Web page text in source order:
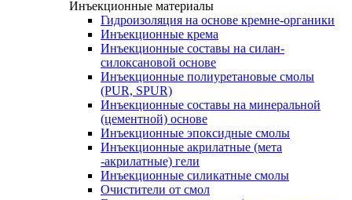
Инъекционные материалы
Гидроизоляция на основе кремне-органики
Инъекционные крема
Инъекционные составы на силан-
силоксановой основе
Инъекционные полиуретановые смолы
(PUR, SPUR)
Инъекционные составы на минеральной
(цементной) основе
Инъекционные эпоксидные смолы
Инъекционные акрилатные (мета
-акрилатные) гели
Инъекционные силикатные смолы
Очистители от смол